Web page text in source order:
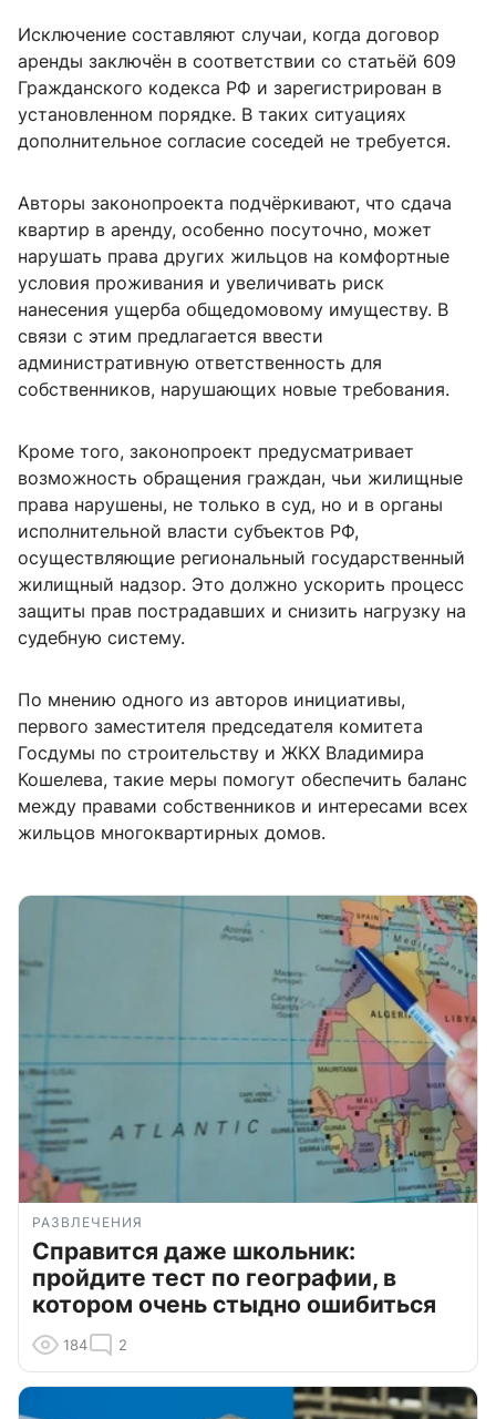
Исключение составляют случаи, когда договор
аренды заключён в соответствии со статьёй 609
Гражданского кодекса РФ и зарегистрирован в
установленном порядке. В таких ситуациях
дополнительное согласие соседей не требуется.​
Авторы законопроекта подчёркивают, что сдача
квартир в аренду, особенно посуточно, может
нарушать права других жильцов на комфортные
условия проживания и увеличивать риск
нанесения ущерба общедомовому имуществу. В
связи с этим предлагается ввести
административную ответственность для
собственников, нарушающих новые требования.​
Кроме того, законопроект предусматривает
возможность обращения граждан, чьи жилищные
права нарушены, не только в суд, но и в органы
исполнительной власти субъектов РФ,
осуществляющие региональный государственный
жилищный надзор. Это должно ускорить процесс
защиты прав пострадавших и снизить нагрузку на
судебную систему.​
По мнению одного из авторов инициативы,
первого заместителя председателя комитета
Госдумы по строительству и ЖКХ Владимира
Кошелева, такие меры помогут обеспечить баланс
между правами собственников и интересами всех
жильцов многоквартирных домов.
РАЗВЛЕЧЕНИЯ
Справится даже школьник:
пройдите тест по географии, в
котором очень стыдно ошибиться
184 2